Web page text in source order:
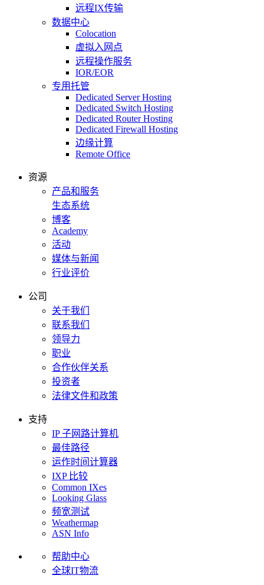
远程IX传输
数据中心
Colocation
虚拟入网点
远程操作服务
IOR/EOR
专用托管
Dedicated Server Hosting
Dedicated Switch Hosting
Dedicated Router Hosting
Dedicated Firewall Hosting
边缘计算
Remote Office
资源
产品和服务
生态系统
博客
Academy
活动
媒体与新闻
行业评价
公司
关于我们
联系我们
领导力
职业
合作伙伴关系
投资者
法律文件和政策
支持
IP 子网路计算机
最佳路径
运作时间计算器
IXP 比较
Common IXes
Looking Glass
频宽测试
Weathermap
ASN Info
帮助中心
全球IT物流